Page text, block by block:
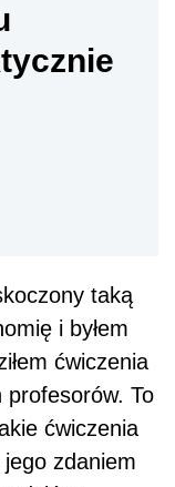
taką
i byłem
ćwiczenia
profesorów. To
ćwiczenia
zdaniem